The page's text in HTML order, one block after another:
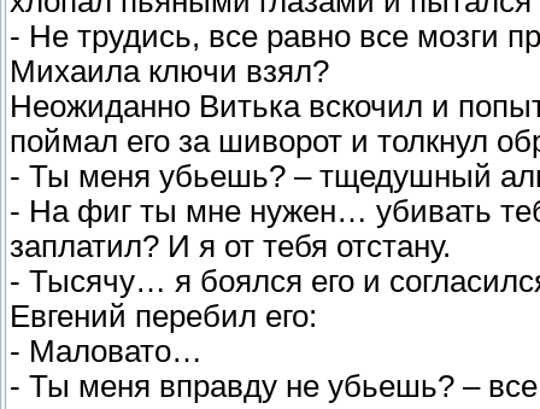
- Не трудись, все равно все мозги
Михаила ключи взял?
Неожиданно Витька вскочил и
поймал его за шиворот и толкнул
- Ты меня убьешь? – тщедушный
- На фиг ты мне нужен… убивать
заплатил? И я от тебя отстану.
- Тысячу… я боялся его и
Евгений перебил его:
- Маловато…
- Ты меня вправду не убьешь? –